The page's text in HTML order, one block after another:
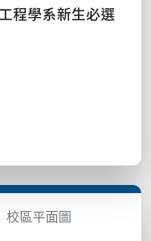
程學系新生必選
校區平面圖